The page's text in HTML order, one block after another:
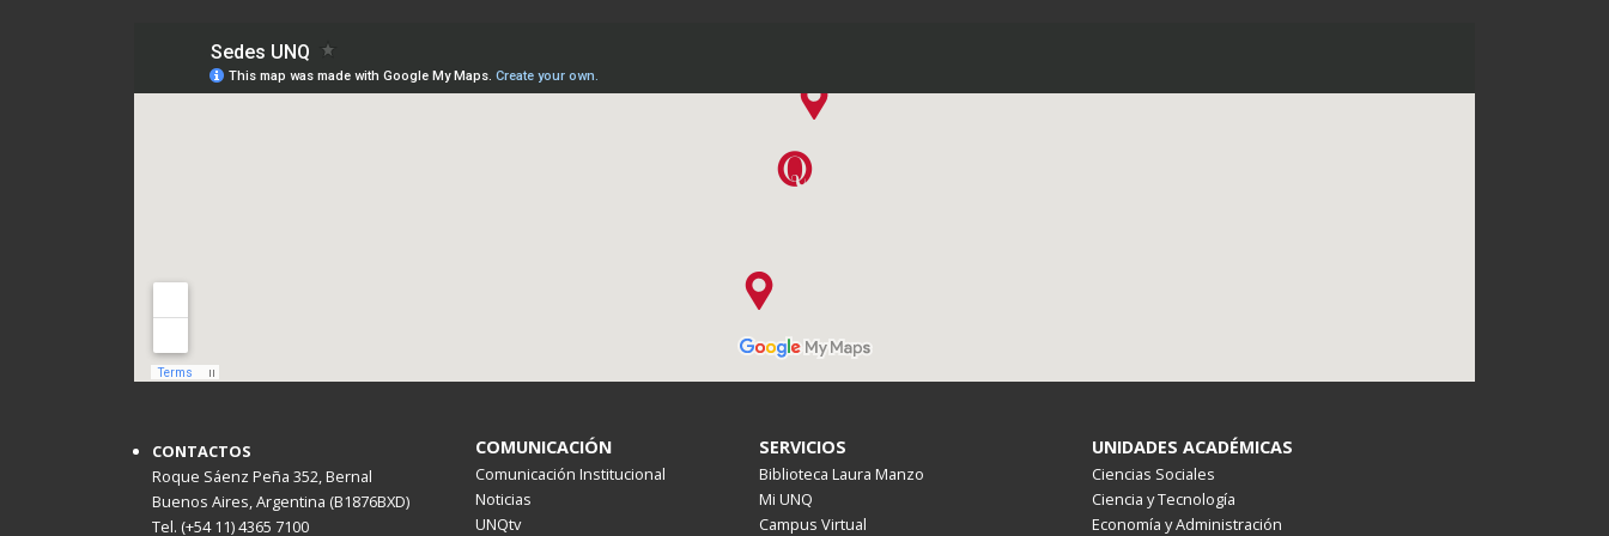
CONTACTOS
Roque Sáenz Peña 352, Bernal
Buenos Aires, Argentina (B1876BXD)
Tel. (+54 11) 4365 7100
COMUNICACIÓN
Comunicación Institucional
Noticias
UNQtv
SERVICIOS
Biblioteca Laura Manzo
Mi UNQ
Campus Virtual
UNIDADES ACADÉMICAS
Ciencias Sociales
Ciencia y Tecnología
Economía y Administración